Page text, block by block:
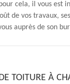
cela, il vous est
de vos travaux,
auprès de son
TOITURE À